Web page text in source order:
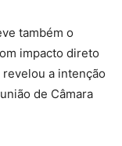
também o
impacto direto
a intenção
de Câmara